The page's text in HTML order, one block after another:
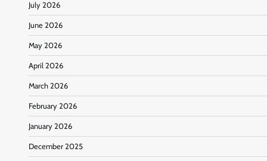
July 2026
June 2026
May 2026
April 2026
March 2026
February 2026
January 2026
December 2025